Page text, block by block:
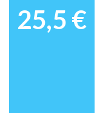
25,5 €